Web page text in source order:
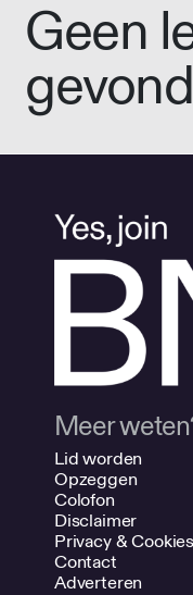
Geen
Meer
Lid worden
Opzeggen
Colofon
Disclaimer
Privacy & Cookies
Contact
Adverteren